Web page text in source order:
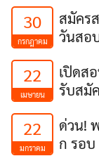
30
กรกฎาคม
สมัคร
วันสอ
22
เมษายน
เปิดส
รับสมั
22
มกราคม
ด่วน!
ก รอบ